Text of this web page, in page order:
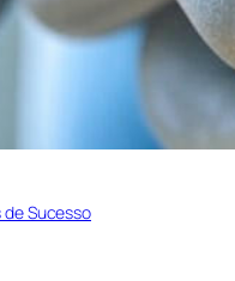
de Sucesso